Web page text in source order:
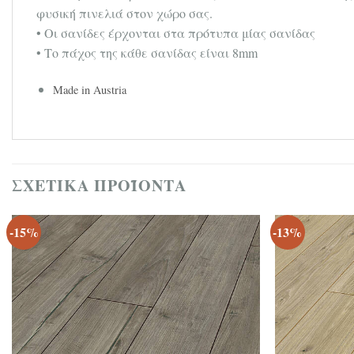
φυσική πινελιά στον χώρο σας.
• Οι σανίδες έρχονται στα πρότυπα μίας σανίδας
• Το πάχος της κάθε σανίδας είναι 8mm
Made in Austria
ΣΧΕΤΙΚΆ ΠΡΟΪΌΝΤΑ
-15% -13%